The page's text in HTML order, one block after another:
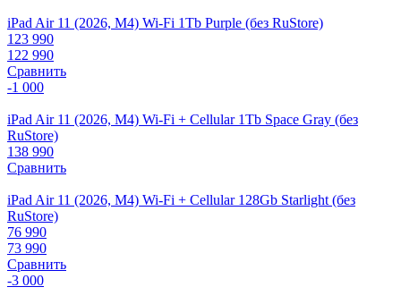
iPad Air 11 (2026, M4) Wi-Fi 1Tb Purple (без RuStore)
123 990
122 990
Сравнить
-1 000
iPad Air 11 (2026, M4) Wi-Fi + Cellular 1Tb Space Gray (без
RuStore)
138 990
Сравнить
iPad Air 11 (2026, M4) Wi-Fi + Cellular 128Gb Starlight (без
RuStore)
76 990
73 990
Сравнить
-3 000